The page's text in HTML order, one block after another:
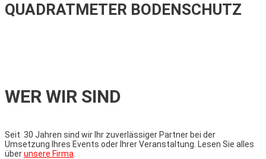
QUADRATMETER BODENSCHUTZ
WER WIR SIND
Seit 30 Jahren sind wir Ihr zuverlässiger Partner bei der
Umsetzung Ihres Events oder Ihrer Veranstaltung. Lesen Sie alles
überunsere Firma